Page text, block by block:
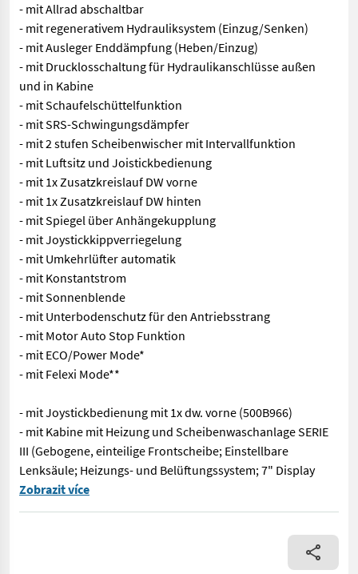
- mit Allrad abschaltbar
- mit regenerativem Hydrauliksystem (Einzug/Senken)
- mit Ausleger Enddämpfung (Heben/Einzug)
- mit Drucklosschaltung für Hydraulikanschlüsse außen
und in Kabine
- mit Schaufelschüttelfunktion
- mit SRS-Schwingungsdämpfer
- mit 2 stufen Scheibenwischer mit Intervallfunktion
- mit Luftsitz und Joistickbedienung
- mit 1x Zusatzkreislauf DW vorne
- mit 1x Zusatzkreislauf DW hinten
- mit Spiegel über Anhängekupplung
- mit Joystickkippverriegelung
- mit Umkehrlüfter automatik
- mit Konstantstrom
- mit Sonnenblende
- mit Unterbodenschutz für den Antriebsstrang
- mit Motor Auto Stop Funktion
- mit ECO/Power Mode*
- mit Felexi Mode**
- mit Joystickbedienung mit 1x dw. vorne (500B966)
- mit Kabine mit Heizung und Scheibenwaschanlage SERIE
III (Gebogene, einteilige Frontscheibe; Einstellbare
Lenksäule; Heizungs- und Belüftungssystem; 7" Display
Nr. 70225S JCB Teleskoplader 542-100 Agri XTRA DT - mit
Zobrazit více